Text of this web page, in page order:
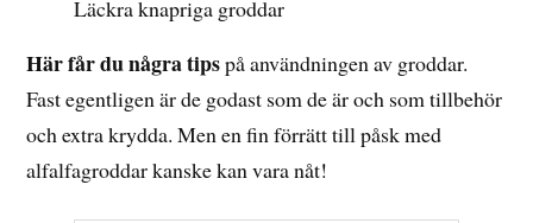
Läckra knapriga groddar
Här får du några tipspå användningen av groddar.
Fast egentligen är de godast som de är och som tillbehör
och extra krydda. Men en fin förrätt till påsk med
alfalfagroddar kanske kan vara nåt!